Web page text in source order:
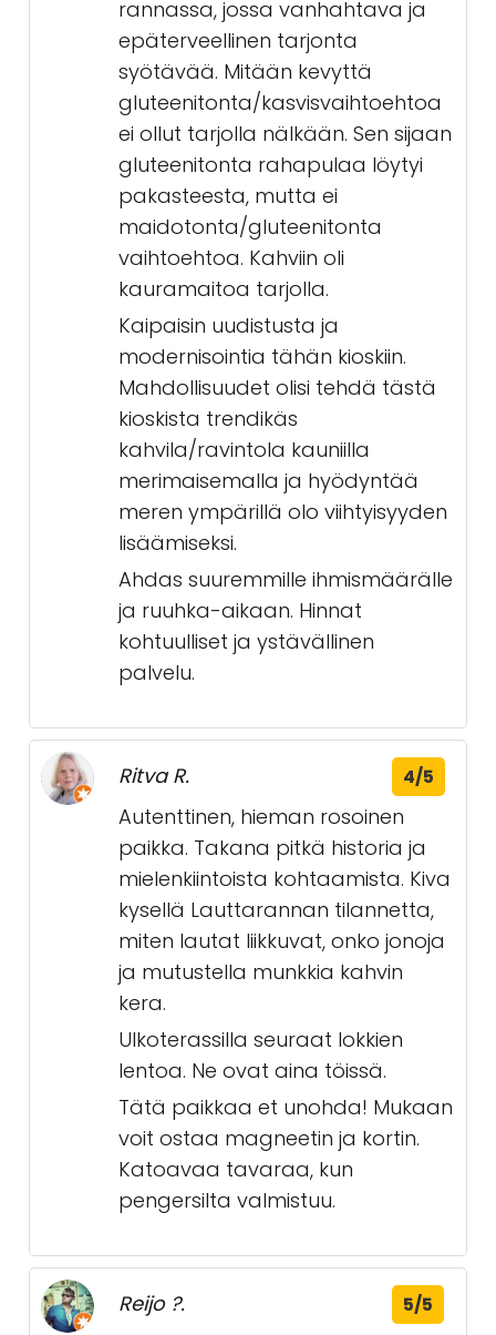
rannassa, jossa vanhahtava ja
epäterveellinen tarjonta
syötävää. Mitään kevyttä
gluteenitonta/kasvisvaihtoehtoa
ei ollut tarjolla nälkään. Sen sijaan
gluteenitonta rahapulaa löytyi
pakasteesta, mutta ei
maidotonta/gluteenitonta
vaihtoehtoa. Kahviin oli
kauramaitoa tarjolla.
Kaipaisin uudistusta ja
modernisointia tähän kioskiin.
Mahdollisuudet olisi tehdä tästä
kioskista trendikäs
kahvila/ravintola kauniilla
merimaisemalla ja hyödyntää
meren ympärillä olo viihtyisyyden
lisäämiseksi.
Ahdas suuremmille ihmismäärälle
ja ruuhka-aikaan. Hinnat
kohtuulliset ja ystävällinen
palvelu.
Ritva R. 4/5
Autenttinen, hieman rosoinen
paikka. Takana pitkä historia ja
mielenkiintoista kohtaamista. Kiva
kysellä Lauttarannan tilannetta,
miten lautat liikkuvat, onko jonoja
ja mutustella munkkia kahvin
kera.
Ulkoterassilla seuraat lokkien
lentoa. Ne ovat aina töissä.
Tätä paikkaa et unohda! Mukaan
voit ostaa magneetin ja kortin.
Katoavaa tavaraa, kun
pengersilta valmistuu.
Reijo ?. 5/5